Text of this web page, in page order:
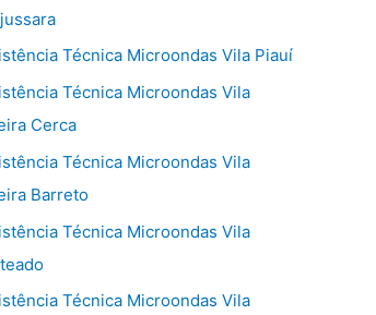
Técnica Microondas Vila Piauí
Técnica Microondas Vila
Cerca
Técnica Microondas Vila
Barreto
Técnica Microondas Vila
Técnica Microondas Vila